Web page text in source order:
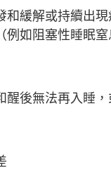
緩解或持續出
如阻塞性睡眠
後無法再入睡